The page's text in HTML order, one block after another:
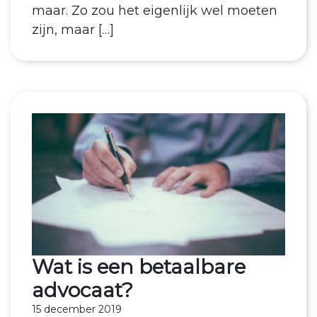
maar. Zo zou het eigenlijk wel moeten
zijn, maar […]
Wat is een betaalbare
advocaat?
15 december 2019